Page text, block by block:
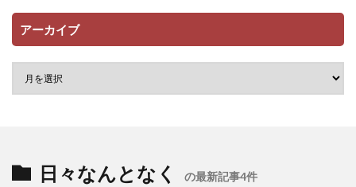
アーカイブ
日々なんとなく の最新記事4件